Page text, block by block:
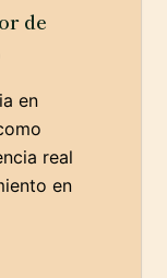
de
en
real
en